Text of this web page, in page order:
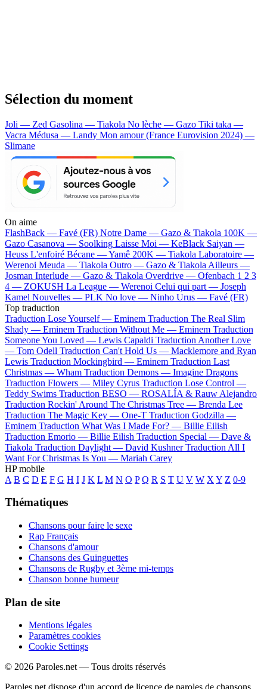
Sélection du moment
Joli — Zed Gasolina — Tiakola No lèche — Gazo Tiki taka —
Vacra Médusa — Landy Mon amour (France Eurovision 2024) —
Slimane
On aime
FlashBack — Favé (FR) Notre Dame — Gazo & Tiakola 100K —
Gazo Casanova — Soolking Laisse Moi — KeBlack Saiyan —
Heuss L'enfoiré Bécane —Yamê 200K — Tiakola Laboratoire —
Werenoi Meuda — Tiakola Outro — Gazo & Tiakola Ailleurs —
Josman Interlude — Gazo & Tiakola Overdrive — Ofenbach 1 2 3
4 — ZOKUSH La League — Werenoi Celui qui part — Joseph
Kamel Nouvelles — PLK No love — Ninho Urus — Favé (FR)
Top traduction
Traduction Lose Yourself — Eminem Traduction The Real Slim
Shady — Eminem Traduction Without Me — Eminem Traduction
Someone You Loved — Lewis Capaldi Traduction Another Love
— Tom Odell Traduction Can't Hold Us — Macklemore and Ryan
Lewis Traduction Mockingbird — Eminem Traduction Last
Christmas — Wham Traduction Demons — Imagine Dragons
Traduction Flowers — Miley Cyrus Traduction Lose Control —
Teddy Swims Traduction BESO — ROSALÍA & Rauw Alejandro
Traduction Rockin' Around The Christmas Tree — Brenda Lee
Traduction The Magic Key — One-T Traduction Godzilla —
Eminem Traduction What Was I Made For? — Billie Eilish
Traduction Emorio — Billie Eilish Traduction Special — Dave &
Tiakola Traduction Daylight — David Kushner Traduction All I
Want For Christmas Is You — Mariah Carey
HP mobile
A B C D E F G H I J K L M N O P Q R S T U V W X Y Z 0-9
Thématiques
Chansons pour faire le sexe
Rap Français
Chansons d'amour
Chansons des Guinguettes
Chansons de Rugby et 3ème mi-temps
Chanson bonne humeur
Plan de site
Mentions légales
Paramètres cookies
Cookie Settings
© 2026 Paroles.net — Tous droits réservés